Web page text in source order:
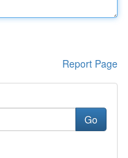
Report Page
Go